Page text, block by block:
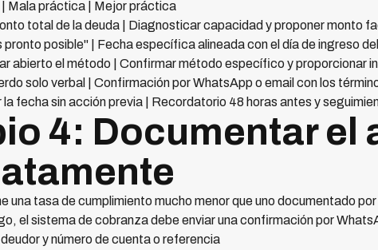
Mala práctica | Mejor práctica
total de la deuda | Diagnosticar capacidad y proponer monto
pronto posible" | Fecha específica alineada con el día de ingreso
abierto el método | Confirmar método específico y proporcionar
solo verbal | Confirmación por WhatsApp o email con los
fecha sin acción previa | Recordatorio 48 horas antes y
4: Documentar el
una tasa de cumplimiento mucho menor que uno documentado
el sistema de cobranza debe enviar una confirmación por
y número de cuenta o referencia